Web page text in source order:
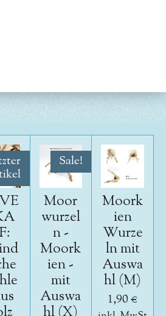
Sale!
Moor
wurzel
n -
Moork
ien -
mit
Auswa
Moork
ien
Wurze
ln mit
Auswa
hl (M)
1,90 €